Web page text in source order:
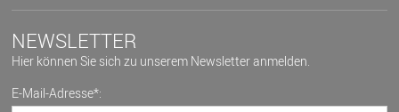
NEWSLETTER
Hier können Sie sich zu unserem Newsletter anmelden.
E-Mail-Adresse*: